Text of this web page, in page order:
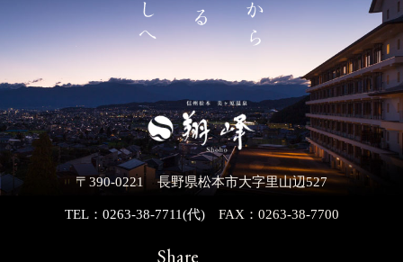
〒390-0221 長野県松本市大字里山辺527
TEL：0263-38-7711(代)FAX：0263-38-7700
Share